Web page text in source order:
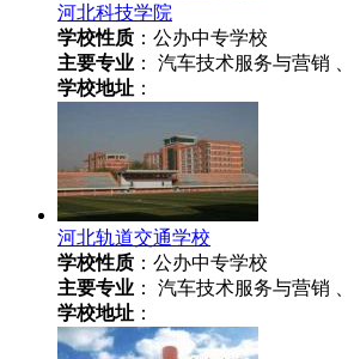
河北科技学院
学校性质 ：公办中专学校
主要专业 ： 汽车技术服务与营销
学校地址 ：
河北轨道交通学校
学校性质 ：公办中专学校
主要专业 ： 汽车技术服务与营销
学校地址 ：